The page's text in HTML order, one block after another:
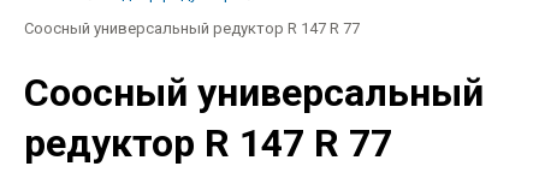
навигации
Соосный универсальный редуктор R 147 R 77
Соосный универсальный
редуктор R 147 R 77